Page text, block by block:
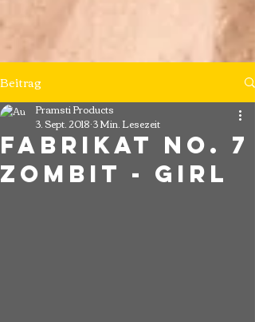
Beitrag
Fabrikat no. 7
ZombIT - GIrl
Pramsti Products
3. Sept. 2018 3 Min. Lesezeit